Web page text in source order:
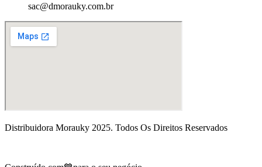
sac@dmorauky.com.br
Distribuidora Morauky 2025. Todos Os Direitos Reservados